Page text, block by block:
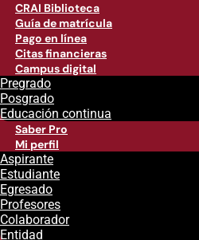
CRAI Biblioteca
Guía de matrícula
Pago en línea
Citas financieras
Campus digital
Pregrado
Posgrado
Educación continua
Saber Pro
Mi perfil
Aspirante
Estudiante
Egresado
Profesores
Colaborador
Entidad